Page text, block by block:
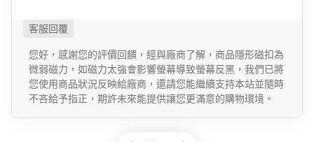
您好，感謝您的評價回饋，經與廠商了解，商品隱形磁扣為
微弱磁力，如磁力太強會影響螢幕導致螢幕反黑，我們已將
您使用商品狀況反映給廠商，還請您能繼續支持本站並隨時
不吝給予指正，期許未來能提供讓您更滿意的購物環境。